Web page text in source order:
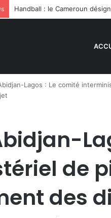
Après la levée des sanctions
Lagos : Le comité
de
des